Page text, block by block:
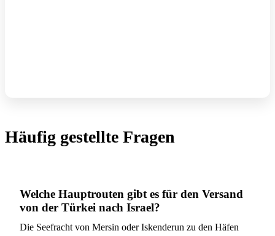
Häufig gestellte Fragen
Welche Hauptrouten gibt es für den Versand
von der Türkei nach Israel?
Die Seefracht von Mersin oder Iskenderun zu den Häfen